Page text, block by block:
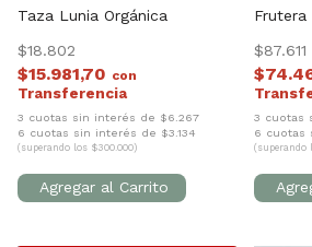
Taza Lunia Orgánica
$18.802
$15.981,70 con
3 cuotas sin interés de $6.267
6 cuotas sin interés de $3.134
(superando los $300.000)
Frutera
$87.611
3 cuotas
6 cuotas
(superando